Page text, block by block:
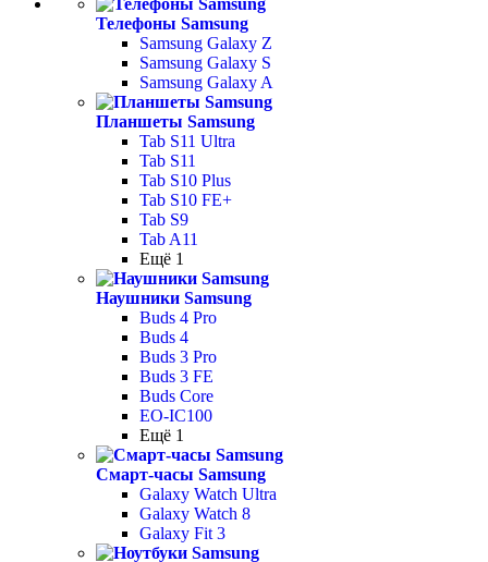
Телефоны Samsung
Samsung Galaxy Z
Samsung Galaxy S
Samsung Galaxy A
Планшеты Samsung
Tab S11 Ultra
Tab S11
Tab S10 Plus
Tab S10 FE+
Tab S9
Tab A11
Ещё 1
Наушники Samsung
Buds 4 Pro
Buds 4
Buds 3 Pro
Buds 3 FE
Buds Core
EO-IC100
Ещё 1
Смарт-часы Samsung
Galaxy Watch Ultra
Galaxy Watch 8
Galaxy Fit 3